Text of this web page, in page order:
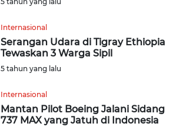
Internasional
Serangan Udara di Tigray Ethiopia
Tewaskan 3 Warga Sipil
5 tahun yang lalu
Internasional
Mantan Pilot Boeing Jalani Sidang
737 MAX yang Jatuh di Indonesia